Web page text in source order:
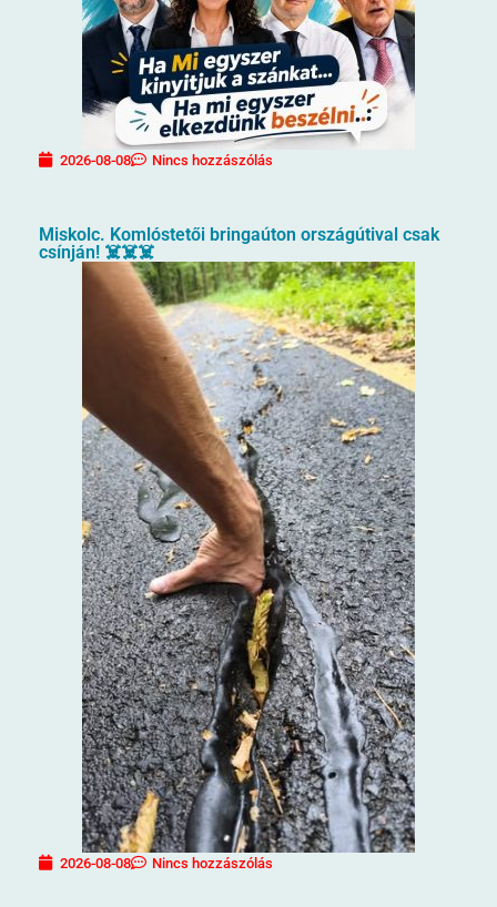
2026-08-08 Nincs hozzászólás
Miskolc. Komlóstetői bringaúton országútival csak
csínján! ☠️☠️☠️
2026-08-08 Nincs hozzászólás